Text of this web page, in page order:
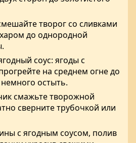
творог со сливками
до однородной
соус: ягоды с
на среднем огне до
остыть.
смажьте творожной
сверните трубочкой или
с ягодным соусом, полив